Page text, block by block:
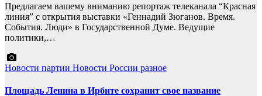
Предлагаем вашему вниманию репортаж телеканала “Красная
линия” с открытия выставки «Геннадий Зюганов. Время.
События. Люди» в Государственной Думе. Ведущие
политики,…
Новости партии Новости России разное
Площадь Ленина в Ирбите сохранит свое название